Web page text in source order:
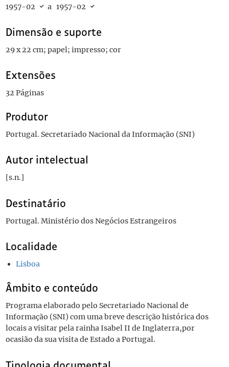
1957-02 a 1957-02
Dimensão e suporte
29 x 22 cm; papel; impresso; cor
Extensões
32 Páginas
Produtor
Portugal. Secretariado Nacional da Informação (SNI)
Autor intelectual
[s.n.]
Destinatário
Portugal. Ministério dos Negócios Estrangeiros
Localidade
Lisboa
Âmbito e conteúdo
Programa elaborado pelo Secretariado Nacional de
Informação (SNI) com uma breve descrição histórica dos
locais a visitar pela rainha Isabel II de Inglaterra,por
ocasião da sua visita de Estado a Portugal.